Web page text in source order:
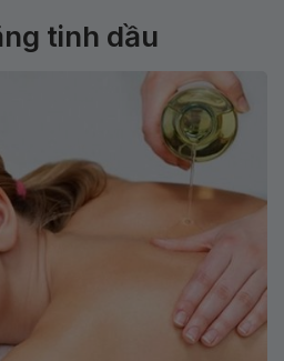
tinh dầu